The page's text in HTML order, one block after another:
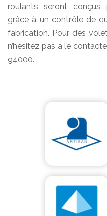
roulants seront conçus
grâce à un contrôle de
fabrication. Pour des
n’hésitez pas à le
94000.